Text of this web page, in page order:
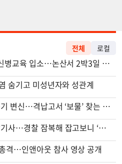
전체 로컬
천하람, 현역 의원 최초 신병교육 입소…논산서 2박3일 생활
숨기고 미성년자와 성관계
74m짜리 보잉777, 화물기 변신…격납고서 ‘보물’ 찾는 인천공항
신호위반 후 달아난 배달기사…경찰 잠복해 잡고보니 ‘반전’
격…인앤아웃 참사 영상 공개